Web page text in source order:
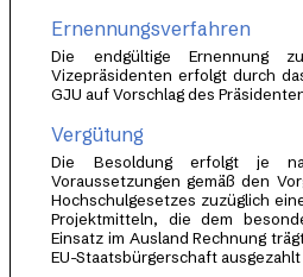
Ernennungsverfahren
Die endgültige Ernennung
Vizepräsidenten erfolgt durch
GJU auf Vorschlag des
Vergütung
Die Besoldung erfolgt je
Voraussetzungen gemäß den
Hochschulgesetzes zuzüglich
Projektmitteln, die dem
Einsatz im Ausland Rechnung
EU-Staatsbürgerschaft